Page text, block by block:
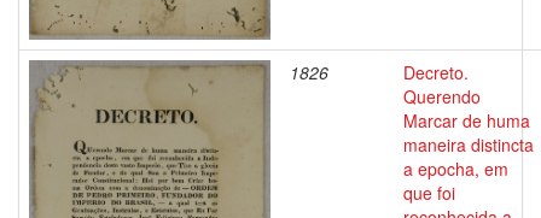
1826
Decreto.
Querendo
Marcar de huma
maneira distincta
a epocha, em
que foi